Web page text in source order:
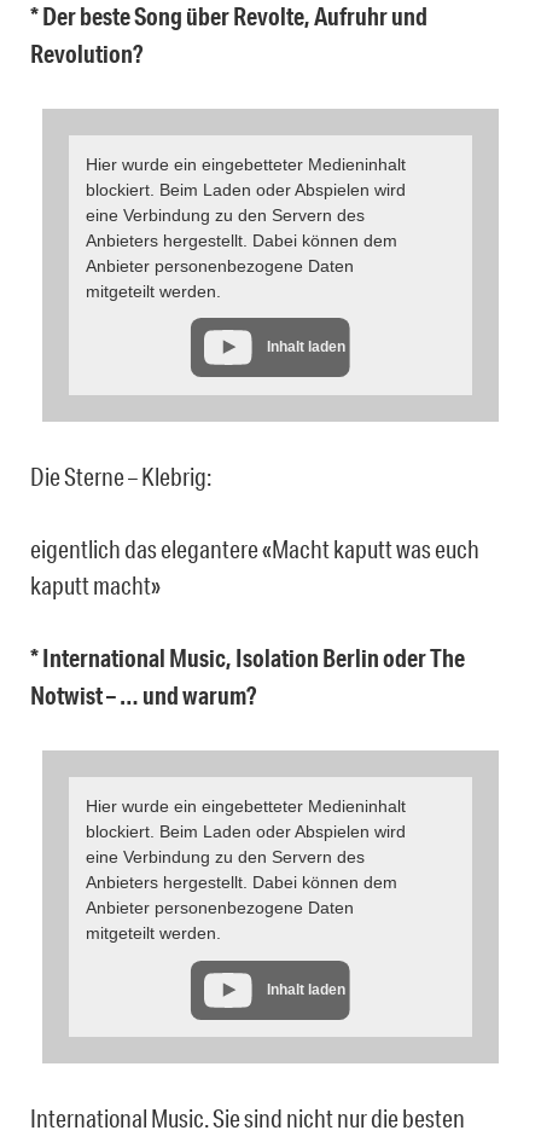
* Der beste Song über Revolte, Aufruhr und
Revolution?
Hier wurde ein eingebetteter Medieninhalt
blockiert. Beim Laden oder Abspielen wird
eine Verbindung zu den Servern des
Anbieters hergestellt. Dabei können dem
Anbieter personenbezogene Daten
mitgeteilt werden.
Inhalt laden
Die Sterne – Klebrig:
eigentlich das elegantere «Macht kaputt was euch
kaputt macht»
* International Music, Isolation Berlin oder The
Notwist – … und warum?
Hier wurde ein eingebetteter Medieninhalt
blockiert. Beim Laden oder Abspielen wird
eine Verbindung zu den Servern des
Anbieters hergestellt. Dabei können dem
Anbieter personenbezogene Daten
mitgeteilt werden.
Inhalt laden
International Music. Sie sind nicht nur die besten